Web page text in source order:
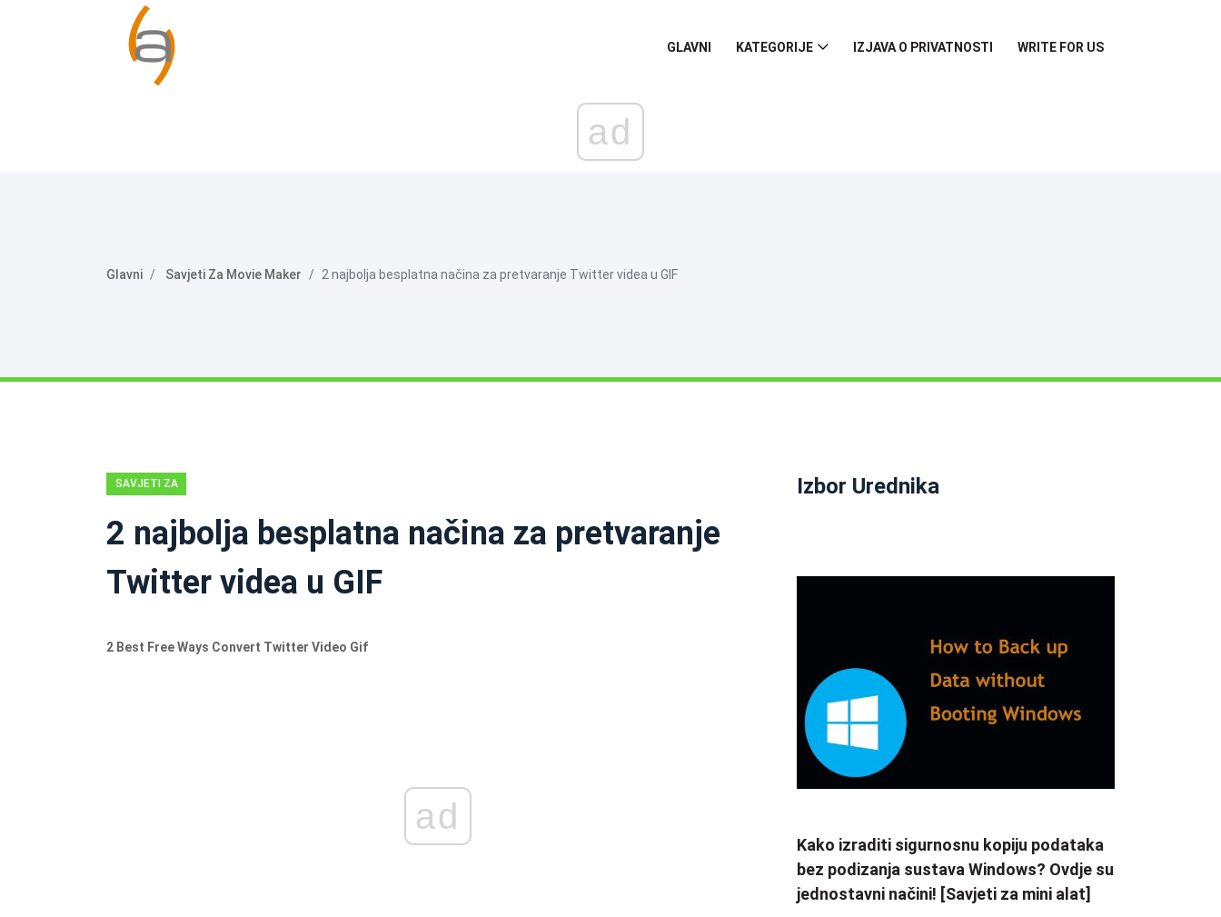
GLAVNI KATEGORIJE IZJAVA O PRIVATNOSTI WRITE FOR US
ad
Glavni Savjeti Za Movie Maker 2 najbolja besplatna načina za pretvaranje Twitter videa u GIF
SAVJETI ZA
2 najbolja besplatna načina za pretvaranje
Twitter videa u GIF
2 Best Free Ways Convert Twitter Video Gif
ad
Izbor Urednika
Kako izraditi sigurnosnu kopiju podataka
bez podizanja sustava Windows? Ovdje su
jednostavni načini! [Savjeti za mini alat]